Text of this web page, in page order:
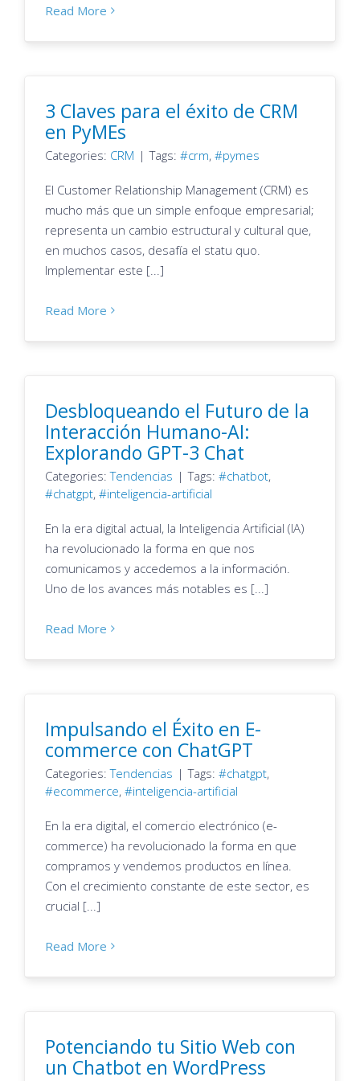
Read More
3 Claves para el éxito de CRM
en PyMEs
Categories: CRM | Tags: crm, pymes
El Customer Relationship Management (CRM) es
mucho más que un simple enfoque empresarial;
representa un cambio estructural y cultural que,
en muchos casos, desafía el statu quo.
Implementar este [...]
Read More
Desbloqueando el Futuro de la
Interacción Humano-AI:
Explorando GPT-3 Chat
Categories:Tendencias | Tags: chatbot,
chatgpt, inteligencia-artificial
En la era digital actual, la Inteligencia Artificial (IA)
ha revolucionado la forma en que nos
comunicamos y accedemos a la información.
Uno de los avances más notables es [...]
Read More
Impulsando el Éxito en E-
commerce con ChatGPT
Categories:Tendencias | Tags: chatgpt,
ecommerce, inteligencia-artificial
En la era digital, el comercio electrónico (e-
commerce) ha revolucionado la forma en que
compramos y vendemos productos en línea.
Con el crecimiento constante de este sector, es
crucial [...]
Read More
Potenciando tu Sitio Web con
un Chatbot en WordPress